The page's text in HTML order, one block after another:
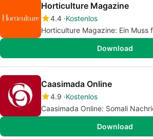
Horticulture Magazine
4.4 Kostenlos
Horticulture Magazine: Ein Muss
Download
Caasimada Online
4.9 Kostenlos
Caasimada Online: Somali
Download